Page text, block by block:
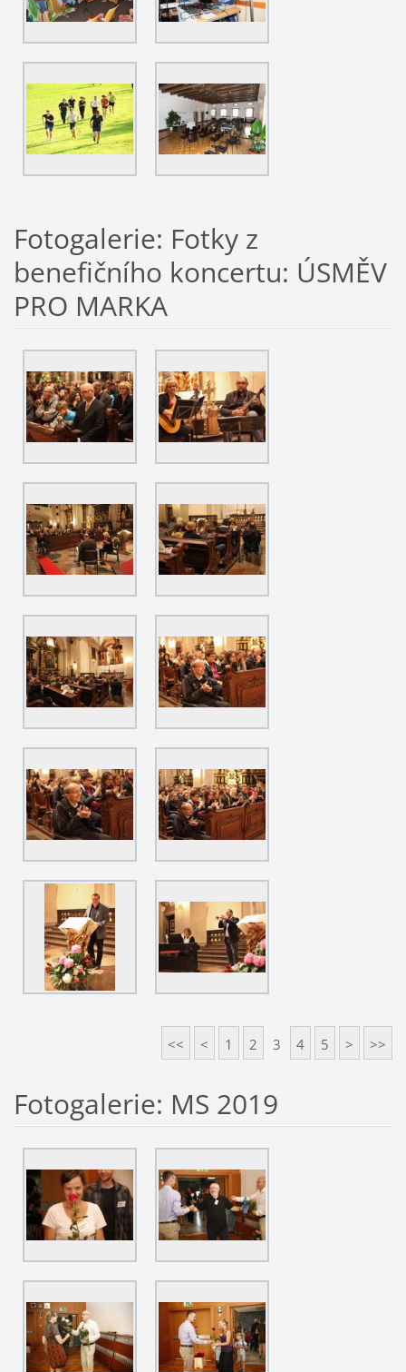
Fotogalerie: Fotky z
benefičního koncertu: ÚSMĚV
PRO MARKA
<< < 1 2 3 4 5 > >>
Fotogalerie: MS 2019